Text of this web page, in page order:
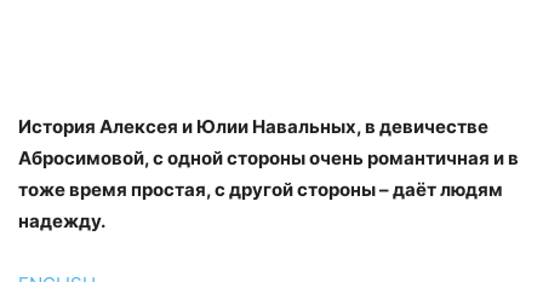
История Алексея и Юлии Навальных, в девичестве
Абросимовой, с одной стороны очень романтичная и в
тоже время простая, с другой стороны – даёт людям
надежду.